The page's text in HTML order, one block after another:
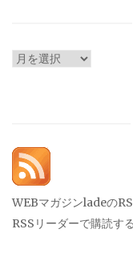
ア
WEBマガジンladeの
RSSリーダーで購読する